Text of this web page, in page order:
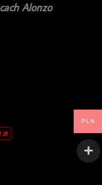
Alonzo
zł
PLN